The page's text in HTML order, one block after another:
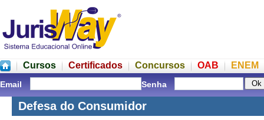
Cursos Certificados Concursos OAB ENEM
Email Senha
Defesa do Consumidor